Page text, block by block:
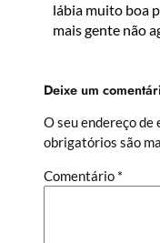
lábia muito boa
mais gente não
Deixe um
O seu endereço de
obrigatórios são
Comentário *